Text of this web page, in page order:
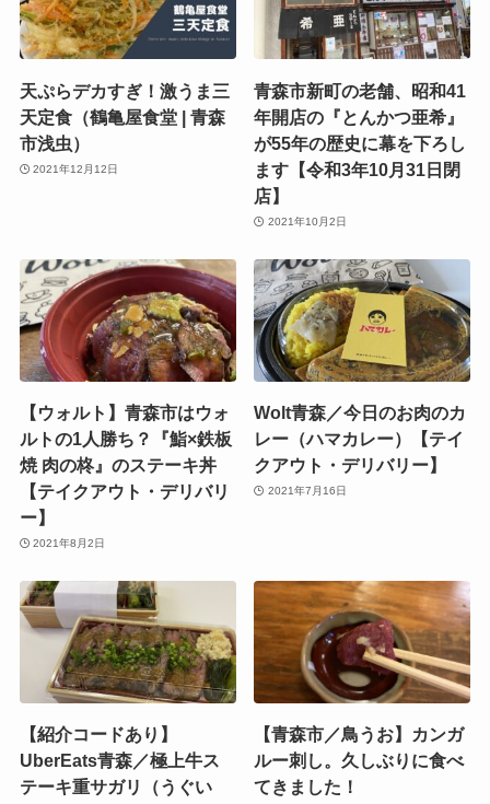
天ぷらデカすぎ！激うま三
天定食（鶴亀屋食堂 | 青森
市浅虫）
2021年12月12日
青森市新町の老舗、昭和41
年開店の『とんかつ亜希』
が55年の歴史に幕を下ろし
ます【令和3年10月31日閉
店】
2021年10月2日
【ウォルト】青森市はウォ
ルトの1人勝ち？『鮨×鉄板
焼 肉の柊』のステーキ丼
【テイクアウト・デリバリ
ー】
2021年8月2日
Wolt青森／今日のお肉のカ
レー（ハマカレー）【テイ
クアウト・デリバリー】
2021年7月16日
【紹介コードあり】
UberEats青森／極上牛ス
テーキ重サガリ（うぐい
【青森市／鳥うお】カンガ
ルー刺し。久しぶりに食べ
てきました！